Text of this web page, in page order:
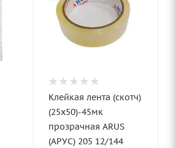
Клейкая лента (скотч)
(25х50)-45мк
прозрачная ARUS
(АРУС) 205 12/144